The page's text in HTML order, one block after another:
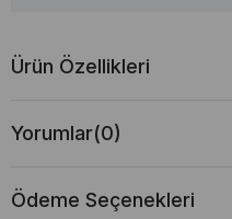
Ürün Özellikleri
Yorumlar(0)
Ödeme Seçenekleri